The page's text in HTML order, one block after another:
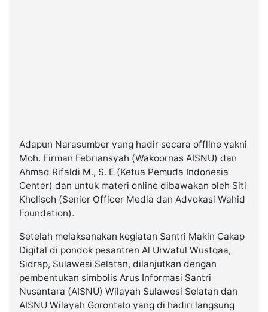
Adapun Narasumber yang hadir secara offline yakni
Moh. Firman Febriansyah (Wakoornas AISNU) dan
Ahmad Rifaldi M., S. E (Ketua Pemuda Indonesia
Center) dan untuk materi online dibawakan oleh Siti
Kholisoh (Senior Officer Media dan Advokasi Wahid
Foundation).
Setelah melaksanakan kegiatan Santri Makin Cakap
Digital di pondok pesantren Al Urwatul Wustqaa,
Sidrap, Sulawesi Selatan, dilanjutkan dengan
pembentukan simbolis Arus Informasi Santri
Nusantara (AISNU) Wilayah Sulawesi Selatan dan
AISNU Wilayah Gorontalo yang di hadiri langsung